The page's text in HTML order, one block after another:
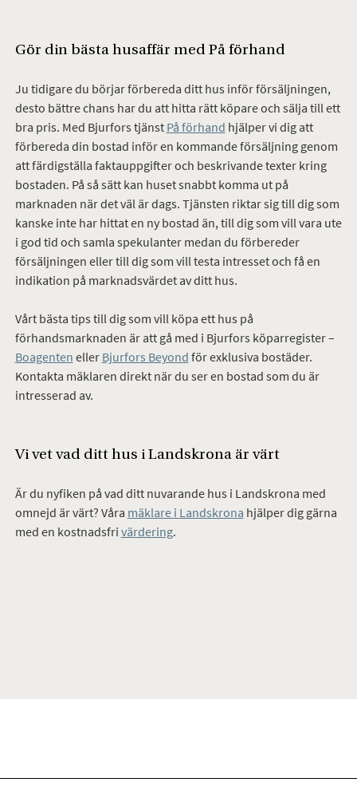
Gör din bästa husaffär med På förhand
Ju tidigare du börjar förbereda ditt hus inför försäljningen,
desto bättre chans har du att hitta rätt köpare och sälja till ett
bra pris. Med Bjurfors tjänst På förhand hjälper vi dig att
förbereda din bostad inför en kommande försäljning genom
att färdigställa faktauppgifter och beskrivande texter kring
bostaden. På så sätt kan huset snabbt komma ut på
marknaden när det väl är dags. Tjänsten riktar sig till dig som
kanske inte har hittat en ny bostad än, till dig som vill vara ute
i god tid och samla spekulanter medan du förbereder
försäljningen eller till dig som vill testa intresset och få en
indikation på marknadsvärdet av ditt hus.
Vårt bästa tips till dig som vill köpa ett hus på
förhandsmarknaden är att gå med i Bjurfors köparregister –
Boagenten eller Bjurfors Beyond för exklusiva bostäder.
Kontakta mäklaren direkt när du ser en bostad som du är
intresserad av.
Vi vet vad ditt hus i Landskrona är värt
Är du nyfiken på vad ditt nuvarande hus i Landskrona med
omnejd är värt? Våra mäklare i Landskrona hjälper dig gärna
med en kostnadsfri värdering.